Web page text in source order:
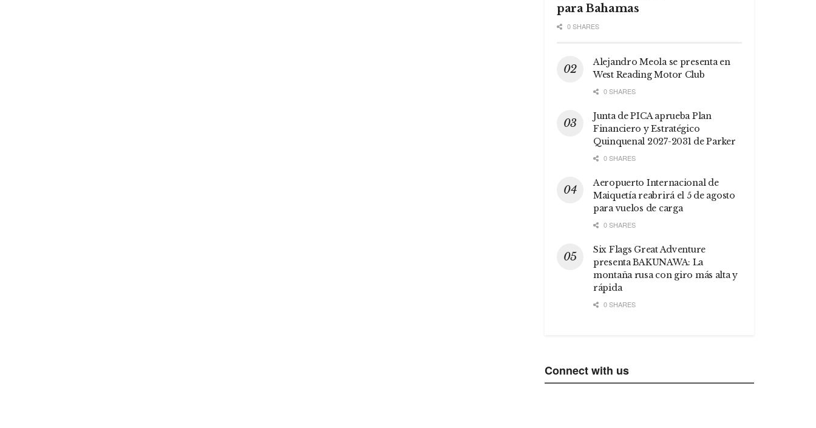
para Bahamas
0 SHARES
Alejandro Meola se presenta en
West Reading Motor Club
0 SHARES
Junta de PICA aprueba Plan
Financiero y Estratégico
Quinquenal 2027-2031 de Parker
0 SHARES
Aeropuerto Internacional de
Maiquetía reabrirá el 5 de agosto
para vuelos de carga
0 SHARES
Six Flags Great Adventure
presenta BAKUNAWA: La
montaña rusa con giro más alta y
rápida
0 SHARES
Connect with us